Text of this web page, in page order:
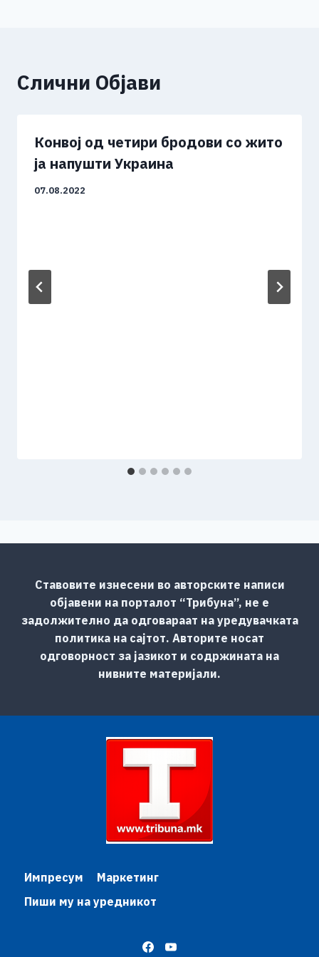
Слични Објави
Конвој од четири бродови со жито
ја напушти Украина
07.08.2022
Ставовите изнесени во авторските написи
објавени на порталот “Трибуна”, не е
задолжително да одговараат на уредувачката
политика на сајтот. Авторите носат
одговорност за јазикот и содржината на
нивните материјали.
Импресум
Маркетинг
Пиши му на уредникот